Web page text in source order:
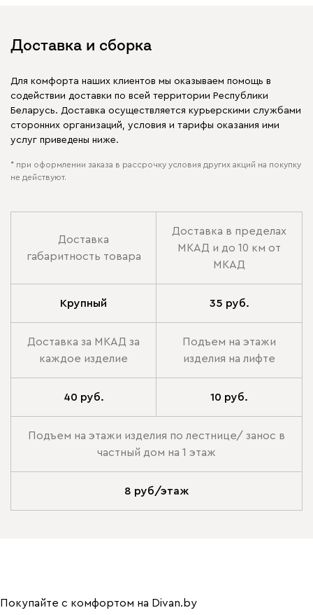
Доставка и сборка
Для комфорта наших клиентов мы оказываем помощь в
содействии доставки по всей территории Республики
Беларусь. Доставка осуществляется курьерскими службами
сторонних организаций, условия и тарифы оказания ими
услуг приведены ниже.
* при оформлении заказа в рассрочку условия других акций на покупку
не действуют.
Доставка
габаритность товара
Доставка в пределах
МКАД и до 10 км от
МКАД
Крупный 35 руб.
Доставка за МКАД за
каждое изделие
Подъем на этажи
изделия на лифте
40 руб. 10 руб.
Подъем на этажи изделия по лестнице/ занос в
частный дом на 1 этаж
8 руб/этаж
Покупайте с комфортом на Divan.by